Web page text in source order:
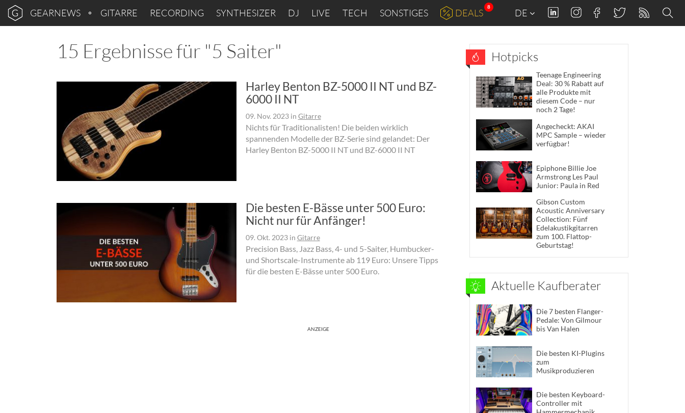
GEARNEWS GITARRE RECORDING SYNTHESIZER DJ LIVE TECH SONSTIGES DEALS
8
DE
15 Ergebnisse für "5 Saiter"
Harley Benton BZ-5000 II NT und BZ-
6000 II NT
09. Nov. 2023in Gitarre
Nichts für Traditionalisten! Die beiden wirklich
spannenden Modelle der BZ-Serie sind gelandet: Der
Harley Benton BZ-5000 II NT und BZ-6000 II NT
Die besten E-Bässe unter 500 Euro:
Nicht nur für Anfänger!
09. Okt. 2023in Gitarre
Precision Bass, Jazz Bass, 4- und 5-Saiter, Humbucker-
und Shortscale-Instrumente ab 119 Euro: Unsere Tipps
für die besten E-Bässe unter 500 Euro.
ANZEIGE
Hotpicks
Teenage Engineering
Deal: 30 % Rabatt auf
alle Produkte mit
diesem Code – nur
noch 2 Tage!
Angecheckt: AKAI
MPC Sample – wieder
verfügbar!
Epiphone Billie Joe
Armstrong Les Paul
Junior: Paula in Red
Gibson Custom
Acoustic Anniversary
Collection: Fünf
Edelakustikgitarren
zum 100. Flattop-
Geburtstag!
Aktuelle Kaufberater
Die 7 besten Flanger-
Pedale: Von Gilmour
bis Van Halen
Die besten KI-Plugins
zum
Musikproduzieren
Die besten Keyboard-
Controller mit